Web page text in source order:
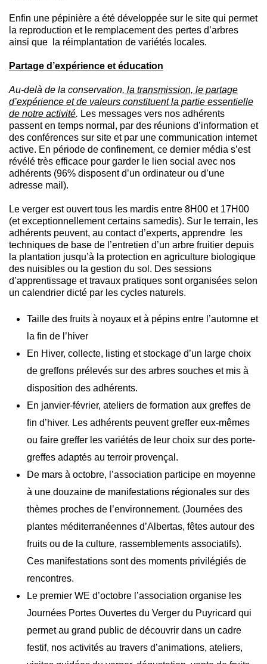
Enfin une pépinière a été développée sur le site qui permet
la reproduction et le remplacement des pertes d’arbres
ainsi que la réimplantation de variétés locales.
Partage d’expérience et éducation
Au-delà de la conservation, la transmission, le partage
d’expérience et de valeurs constituent la partie essentielle
de notre activité. Les messages vers nos adhérents
passenten temps normal, par des réunions d’information et
des conférences sur site et par une communication internet
active. En période de confinement, ce dernier média s’est
révélé très efficace pour garder le lien social avec nos
adhérents (96% disposent d’un ordinateur ou d’une
adresse mail).
Le verger est ouvert tous les mardis entre 8H00 et 17H00
(et exceptionnellement certains samedis). Sur le terrain, les
adhérents peuvent, au contact d’experts, apprendre les
techniques de base de l’entretien d’un arbre fruitier depuis
la plantation jusqu’à la protection en agriculture biologique
des nuisibles ou la gestion du sol. Des sessions
d’apprentissage et travaux pratiques sont organisées selon
un calendrier dicté par les cycles naturels.
Taille des fruits à noyaux et à pépins entre l’automne et
la fin de l’hiver
En Hiver, collecte, listing et stockage d’un large choix
de greffons prélevés sur des arbres souches et mis à
disposition des adhérents.
En janvier-février, ateliers de formation aux greffes de
fin d’hiver. Les adhérents peuvent greffer eux-mêmes
ou faire greffer les variétés de leur choix sur des porte-
greffes adaptés au terroir provençal.
De mars à octobre, l’association participe en moyenne
à une douzaine de manifestations régionales sur des
thèmes proches de l’environnement. (Journées des
plantes méditerranéennes d’Albertas, fêtes autour des
fruits ou de la culture, rassemblements associatifs).
Ces manifestations sont des moments privilégiés de
rencontres.
Le premier WE d’octobre l’association organise les
Journées Portes Ouvertes du Verger du Puyricard qui
permet au grand public de découvrir dans un cadre
festif, nos activités au travers d’animations, ateliers,